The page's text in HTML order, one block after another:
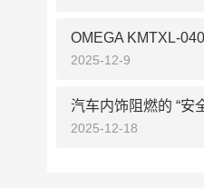
2025-12-9
2025-12-18